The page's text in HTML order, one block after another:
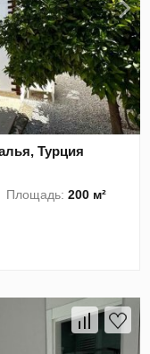
Турция
Площадь:200 м²